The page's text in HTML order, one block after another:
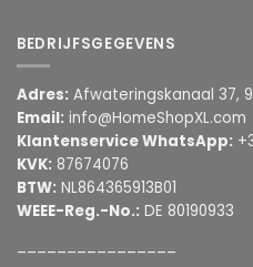
BEDRIJFSGEGEVENS
Adres: Afwateringskanaal 37,
Email: info@HomeShopXL.com
Klantenservice WhatsApp:
KVK: 87674076
BTW: NL864365913B01
WEEE-Reg.-No.: DE 80190933